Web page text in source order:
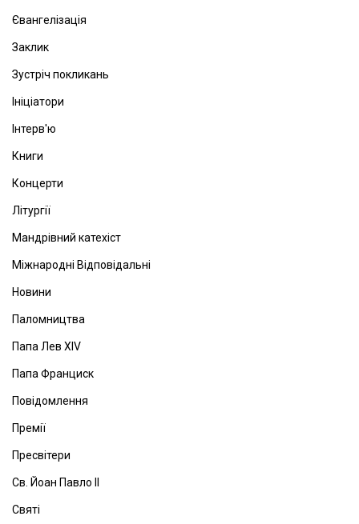
Євангелізація
Заклик
Зустріч покликань
Ініціатори
Інтерв'ю
Книги
Концерти
Літургії
Мандрівний катехіст
Міжнародні Відповідальні
Новини
Паломництва
Папа Лев ХІV
Папа Франциск
Повідомлення
Премії
Пресвітери
Св. Йоан Павло ІІ
Святі